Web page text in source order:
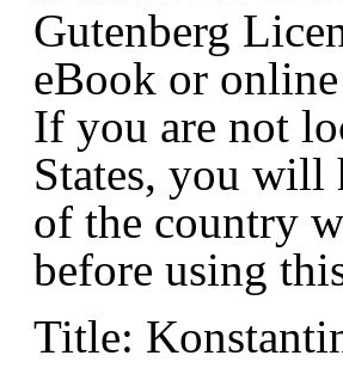
Gutenberg
eBook or
If you are not
States, you will
of the country
before using
Title: